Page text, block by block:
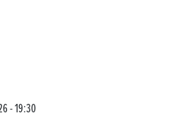
- 19:30